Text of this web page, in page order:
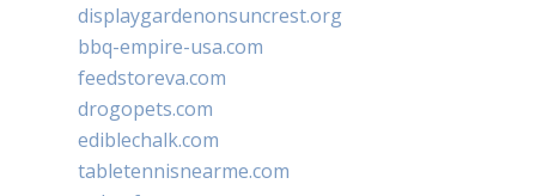
displaygardenonsuncrest.org
bbq-empire-usa.com
feedstoreva.com
drogopets.com
ediblechalk.com
tabletennisnearme.com